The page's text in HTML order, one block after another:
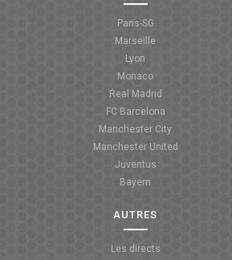
Paris-SG
Marseille
Lyon
Monaco
Real Madrid
FC Barcelona
Manchester City
Manchester United
Juventus
Bayern
AUTRES
Les directs